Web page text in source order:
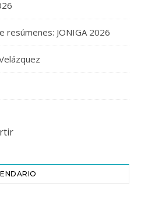
resúmenes: JONIGA 2026